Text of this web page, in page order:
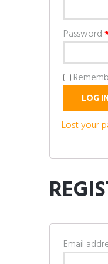
Password
LOG
Lost your
Email